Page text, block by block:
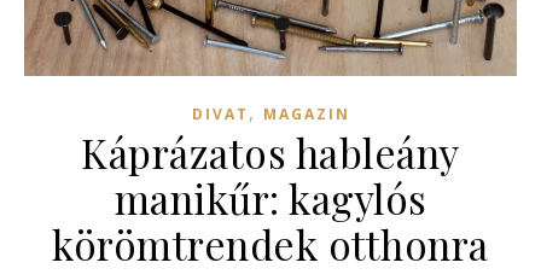
DIVAT , MAGAZIN
Káprázatos hableány
manikűr: kagylós
körömtrendek otthonra